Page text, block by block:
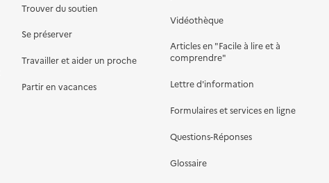
Trouver du soutien
Se préserver
Travailler et aider un proche
Partir en vacances
Vidéothèque
Articles en "Facile à lire et à
comprendre"
Lettre d'information
Formulaires et services en ligne
Questions-Réponses
Glossaire